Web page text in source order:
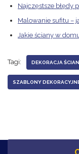
Najczęstsze błędy
Malowanie sufitu –
Jakie ściany w
Tagi: DEKORACJA ŚCIAN
SZABLONY